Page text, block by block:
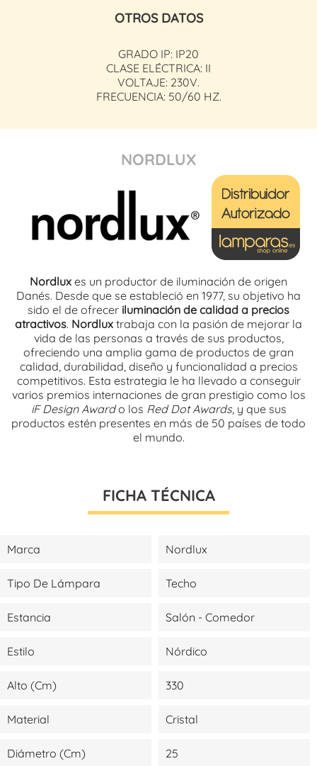
OTROS DATOS
GRADO IP: IP20
CLASE ELÉCTRICA: II
VOLTAJE: 230V.
FRECUENCIA: 50/60 HZ.
NORDLUX
Nordlux es un productor de iluminación de origen
Danés. Desde que se estableció en 1977, su objetivo ha
sido el de ofrecer iluminación de calidad a precios
atractivos. Nordlux trabaja con la pasión de mejorar la
vida de las personas a través de sus productos,
ofreciendo una amplia gama de productos de gran
calidad, durabilidad, diseño y funcionalidad a precios
competitivos. Esta estrategia le ha llevado a conseguir
varios premios internaciones de gran prestigio como los
iF Design Awardo los Red Dot Awards, y que sus
productos estén presentes en más de 50 países de todo
el mundo.
FICHA TÉCNICA
Marca Nordlux
Tipo De Lámpara Techo
Estancia Salón - Comedor
Estilo Nórdico
Alto (cm) 330
Material Cristal
Diámetro (cm) 25